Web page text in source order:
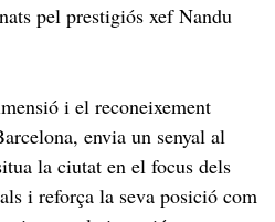
pel prestigiós xef Nandu
i el reconeixement
envia un senyal al
la ciutat en el focus dels
i reforça la seva posició com